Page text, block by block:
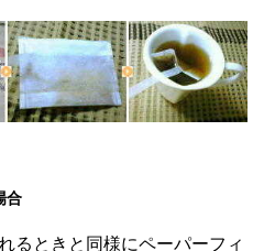
合
るときと同様にペーパーフィ